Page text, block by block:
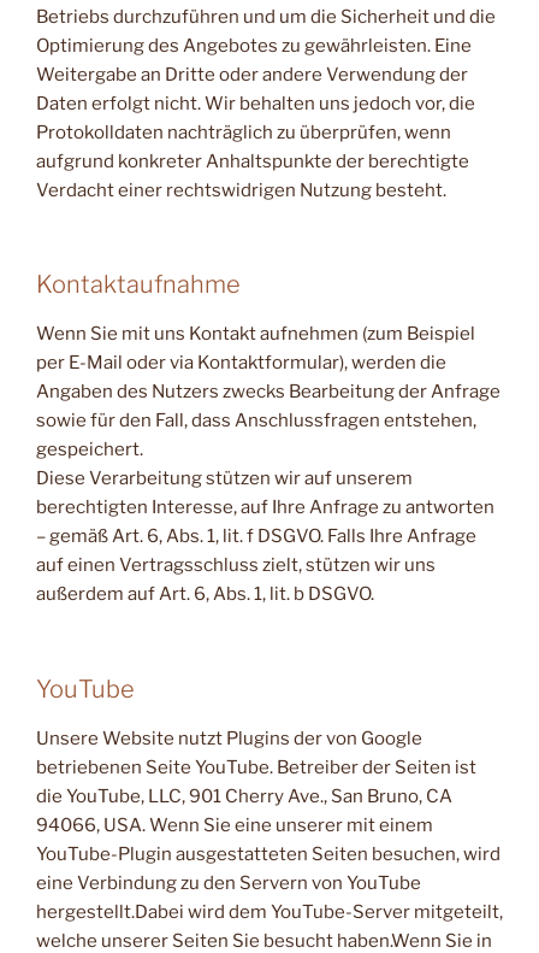
Betriebs durchzuführen und um die Sicherheit und die
Optimierung des Angebotes zu gewährleisten. Eine
Weitergabe an Dritte oder andere Verwendung der
Daten erfolgt nicht. Wir behalten uns jedoch vor, die
Protokolldaten nachträglich zu überprüfen, wenn
aufgrund konkreter Anhaltspunkte der berechtigte
Verdacht einer rechtswidrigen Nutzung besteht.
Kontaktaufnahme
Wenn Sie mit uns Kontakt aufnehmen (zum Beispiel
per E-Mail oder via Kontaktformular), werden die
Angaben des Nutzers zwecks Bearbeitung der Anfrage
sowie für den Fall, dass Anschlussfragen entstehen,
gespeichert.
Diese Verarbeitung stützen wir auf unserem
berechtigten Interesse, auf Ihre Anfrage zu antworten
– gemäß Art. 6, Abs. 1, lit. f DSGVO. Falls Ihre Anfrage
auf einen Vertragsschluss zielt, stützen wir uns
außerdem auf Art. 6, Abs. 1, lit. b DSGVO.
YouTube
Unsere Website nutzt Plugins der von Google
betriebenen Seite YouTube. Betreiber der Seiten ist
die YouTube, LLC, 901 Cherry Ave., San Bruno, CA
94066, USA. Wenn Sie eine unserer mit einem
YouTube-Plugin ausgestatteten Seiten besuchen, wird
eine Verbindung zu den Servern von YouTube
hergestellt.Dabei wird dem YouTube-Server mitgeteilt,
welche unserer Seiten Sie besucht haben.Wenn Sie in